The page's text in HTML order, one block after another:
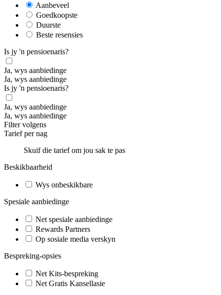
Aanbeveel
Goedkoopste
Duurste
Beste resensies
Is jy 'n pensioenaris?
Ja, wys aanbiedinge
Ja, wys aanbiedinge
Is jy 'n pensioenaris?
Ja, wys aanbiedinge
Ja, wys aanbiedinge
Filter volgens
Tarief per nag
Skuif die tarief om jou sak te pas
Beskikbaarheid
Wys onbeskikbare
Spesiale aanbiedinge
Net spesiale aanbiedinge
Rewards Partners
Op sosiale media verskyn
Bespreking-opsies
Net Kits-bespreking
Net Gratis Kansellasie